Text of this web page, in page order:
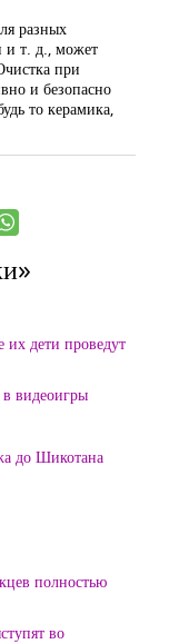
разных
и т. д., может
при
и безопасно
то керамика,
их дети проведут
в видеоигры
до Шикотана
полностью
во